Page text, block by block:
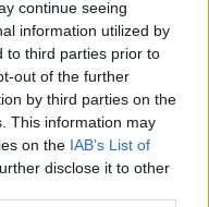
continue seeing
information utilized by
to third parties prior to
out of the further
by third parties on the
This information may
on the IAB’s List of
disclose it to other
SOROZAT